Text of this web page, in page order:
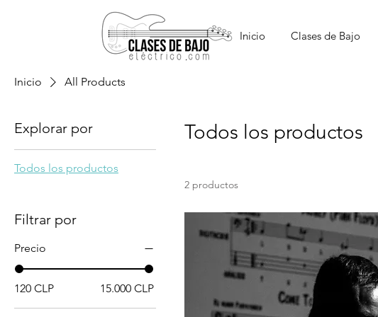
Inicio Clases de Bajo
Inicio
All Products
Explorar por
Todos los productos
Filtrar por
Precio
120 CLP 15.000 CLP
Todos los productos
2 productos